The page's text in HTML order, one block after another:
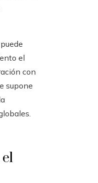
el
con
supone